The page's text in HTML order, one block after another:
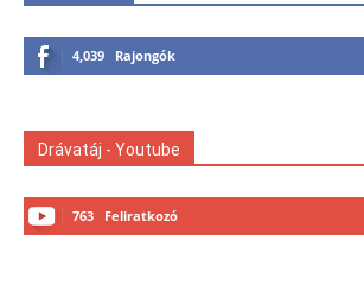
4,039 Rajongók
Drávatáj - Youtube
763 Feliratkozó